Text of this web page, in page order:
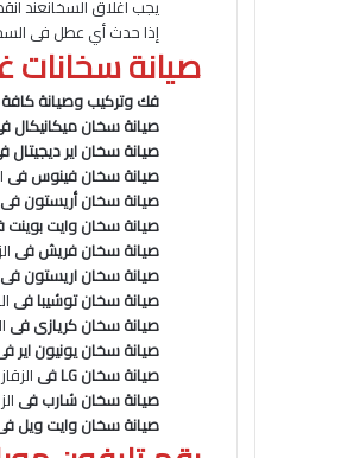
يجب اغلاق السخانعند
إذا حدث أي عطل فى
صيانة سخانات
فك وتركيب وصيانة كافة
صيانة سخان ميكانيكال
صيانة سخان اير ديجيتال
صيانة سخان فينوس فى
صيانة سخان أريستون فى
صيانة سخان وايت بوينت
صيانة سخان فريش فى
صيانة سخان اريستون فى
صيانة سخان توشيبا فى
صيانة سخان كريازى فى
صيانة سخان يونيون اير
صيانة سخان LG فى
صيانة سخان شارب فى
صيانة سخان وايت ويل